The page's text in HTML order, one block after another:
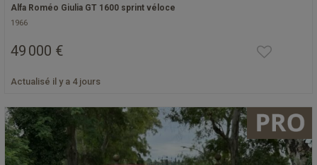
Alfa Roméo Giulia GT 1600 sprint véloce
1966
49 000 €
Actualisé il y a 4 jours